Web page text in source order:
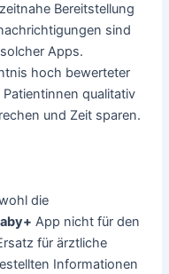
Bereitstellung
sind
Apps.
hoch bewerteter
qualitativ
und Zeit sparen.
die
App nicht für den
für ärztliche
Informationen